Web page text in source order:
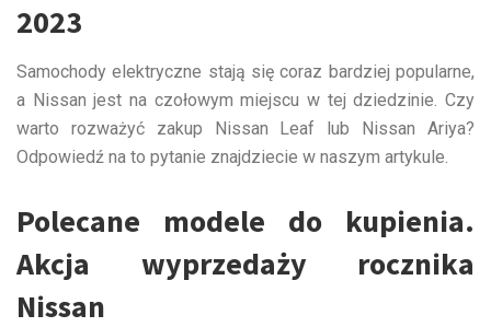
2023
Samochody elektryczne stają się coraz bardziej popularne,
a Nissan jest na czołowym miejscu w tej dziedzinie. Czy
warto rozważyć zakup Nissan Leaf lub Nissan Ariya?
Odpowiedź na to pytanie znajdziecie w naszym artykule.
Polecane modele do kupienia.
Akcja wyprzedaży rocznika
Nissan